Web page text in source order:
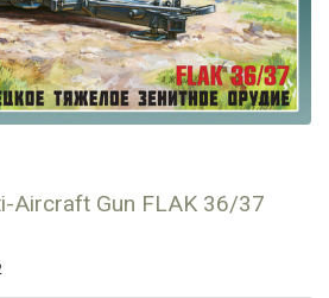
Aircraft Gun FLAK 36/37